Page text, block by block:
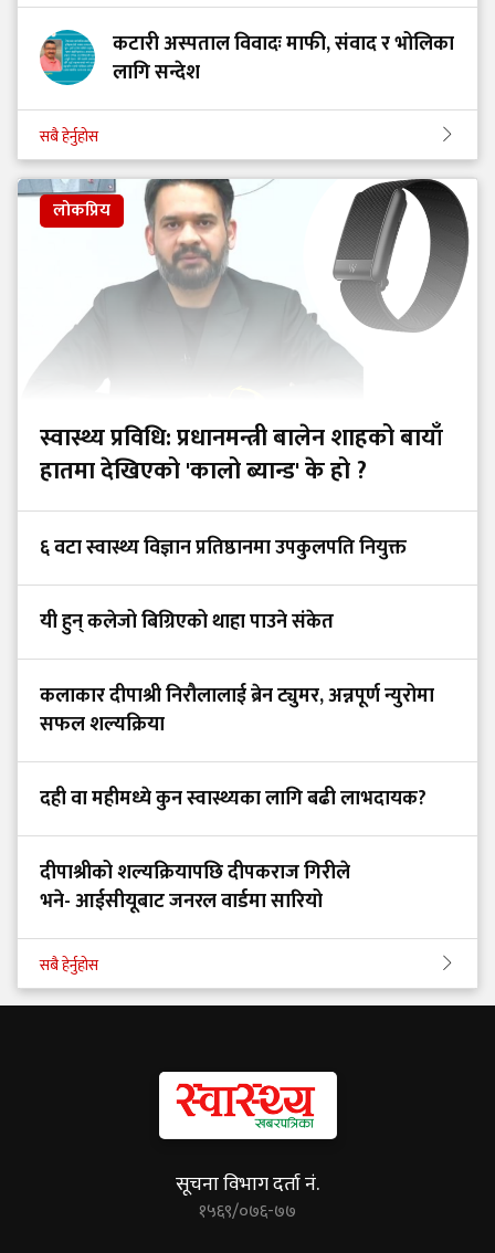
कटारी अस्पताल विवादः माफी, संवाद र भोलिका
लागि सन्देश
सबै हेर्नुहोस
लोकप्रिय
स्वास्थ्य प्रविधि: प्रधानमन्त्री बालेन शाहको बायाँ
हातमा देखिएको 'कालो ब्यान्ड' के हो ?
६ वटा स्वास्थ्य विज्ञान प्रतिष्ठानमा उपकुलपति नियुक्त
यी हुन् कलेजो बिग्रिएको थाहा पाउने संकेत
कलाकार दीपाश्री निरौलालाई ब्रेन ट्युमर, अन्नपूर्ण न्युरोमा
सफल शल्यक्रिया
दही वा महीमध्ये कुन स्वास्थ्यका लागि बढी लाभदायक?
दीपाश्रीको शल्यक्रियापछि दीपकराज गिरीले
भने- आईसीयूबाट जनरल वार्डमा सारियो
सबै हेर्नुहोस
सूचना विभाग दर्ता नं.
१५६९/०७६-७७